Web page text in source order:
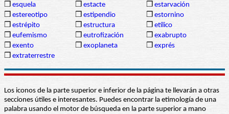
❒ esquela ❒ estacte ❒ estarvación
❒ estereotipo ❒ estipendio ❒ estornino
❒ estrépito ❒ estructura ❒ etílico
❒ eufemismo ❒ eutrofización ❒ exabrupto
❒ exento ❒ exoplaneta ❒ exprés
❒ extraterrestre
Los iconos de la parte superior e inferior de la página te llevarán a otras
secciones útiles e interesantes. Puedes encontrar la etimología de una
palabra usando el motor de búsqueda en la parte superior a mano